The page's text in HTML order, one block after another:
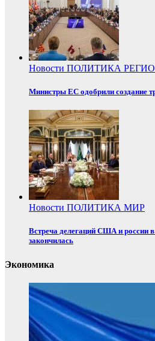
Новости ПОЛИТИКА
Министры ЕС одобрили создание
Новости ПОЛИТИКА МИР
Встреча делегаций США и россии
закончилась
Экономика